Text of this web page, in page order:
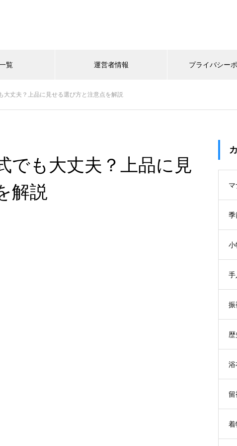
覧 運営者情報 プライバシー
大丈夫？上品に見せる選び方と注意点を解説
でも大丈夫？上品に見
解説
マ
季
小
手
振
浴
留
着